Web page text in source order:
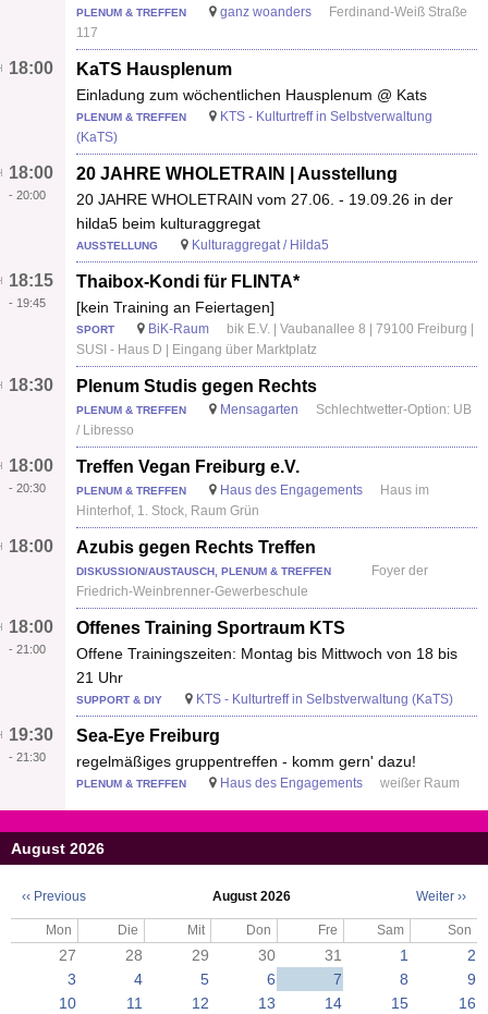
PLENUM & TREFFEN ganz woanders
Ferdinand-Weiß Straße
117
KaTS Hausplenum
Einladung zum wöchentlichen Hausplenum @ Kats
18:00
PLENUM & TREFFEN
KTS - Kulturtreff in Selbstverwaltung
(KaTS)
20 JAHRE WHOLETRAIN | Ausstellung
20 JAHRE WHOLETRAIN vom 27.06. - 19.09.26 in der
hilda5 beim kulturaggregat
18:00
- 20:00
AUSSTELLUNG Kulturaggregat / Hilda5
Thaibox-Kondi für FLINTA*
[kein Training an Feiertagen]
18:15
- 19:45
SPORT BiK-Raum
bik E.V. | Vaubanallee 8 | 79100 Freiburg |
SUSI - Haus D | Eingang über Marktplatz
Plenum Studis gegen Rechts
18:30
PLENUM & TREFFEN Mensagarten
Schlechtwetter-Option: UB
/ Libresso
Treffen Vegan Freiburg e.V.
18:00
- 20:30 PLENUM & TREFFEN Haus des Engagements
Haus im
Hinterhof, 1. Stock, Raum Grün
Azubis gegen Rechts Treffen
18:00
DISKUSSION/AUSTAUSCH, PLENUM & TREFFEN
Foyer der
Friedrich-Weinbrenner-Gewerbeschule
Offenes Training Sportraum KTS
Offene Trainingszeiten: Montag bis Mittwoch von 18 bis
21 Uhr
18:00
- 21:00
SUPPORT & DIY KTS - Kulturtreff in Selbstverwaltung (KaTS)
Sea-Eye Freiburg
regelmäßiges gruppentreffen - komm gern' dazu!
19:30
- 21:30
PLENUM & TREFFEN Haus des Engagements weißer Raum
August 2026
Seitennummerierung
‹‹ Previous August 2026 Weiter ››
Mon Die Mit Don Fre Sam Son
27 28 29 30 31 1
2
3
4 5 6 7 8
9
10
11 12 13 14 15 16